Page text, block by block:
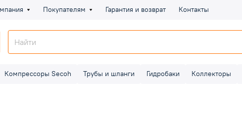
Покупателям Гарантия и возврат Контакты
Компрессоры Secoh Трубы и шланги Гидробаки Коллекторы